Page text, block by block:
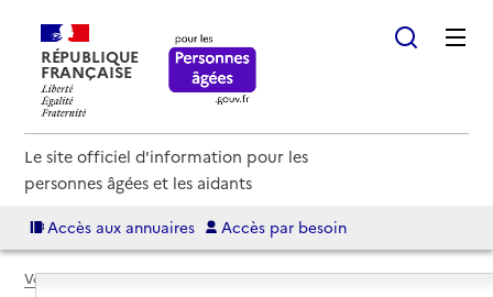
RÉPUBLIQUE
FRANÇAISE
Le site officiel d'information pour les
personnes âgées et les aidants
Accès aux annuaires Accès par besoin
Voir le fil d’Ariane